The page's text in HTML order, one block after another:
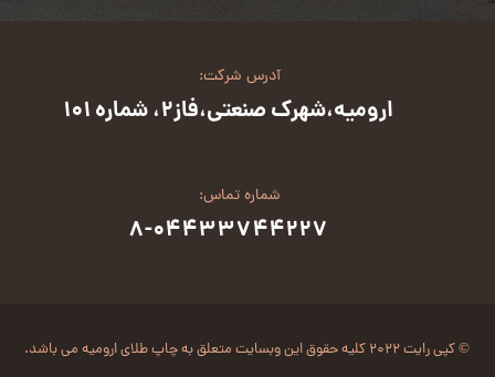
آدرس شرکت:
ارومیه،شهرک صنعتی،فاز2، شماره 101
شماره تماس:
8-04433744227
© کپی رایت ۲۰۲۲ کلیه حقوق این وبسایت متعلق به چاپ طلای ارومیه می باشد.